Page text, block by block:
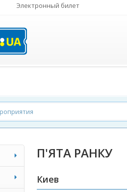
Электронный билет
П'ЯТА РАНКУ
Киев